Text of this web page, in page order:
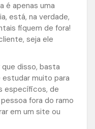
é apenas uma
está, na verdade,
fiquem de fora!
seja ele
disso, basta
muito para
específicos, de
fora do ramo
em um site ou